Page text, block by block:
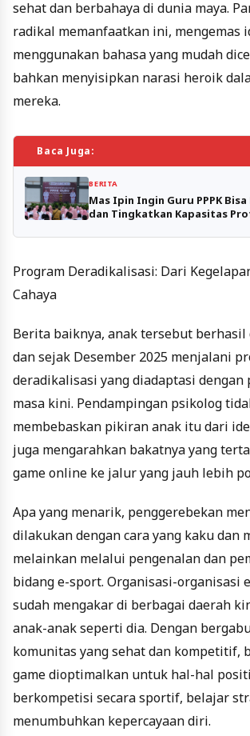
sehat dan berbahaya di dunia maya.
radikal memanfaatkan ini, mengemas
menggunakan bahasa yang mudah
bahkan menyisipkan narasi heroik
mereka.
Baca Juga:
BERITA
Mas Ipin Ingin Guru PPPK
dan Tingkatkan Kapasitas
Program Deradikalisasi: Dari
Cahaya
Berita baiknya, anak tersebut
dan sejak Desember 2025 menjalani
deradikalisasi yang diadaptasi dengan
masa kini. Pendampingan psikolog
membebaskan pikiran anak itu dari
juga mengarahkan bakatnya yang
game online ke jalur yang jauh lebih
Apa yang menarik, penggerebekan
dilakukan dengan cara yang kaku dan
melainkan melalui pengenalan dan
bidang e-sport. Organisasi-organisasi
sudah mengakar di berbagai daerah
anak-anak seperti dia. Dengan
komunitas yang sehat dan kompetitif,
game dioptimalkan untuk hal-hal
berkompetisi secara sportif, belajar
menumbuhkan kepercayaan diri.